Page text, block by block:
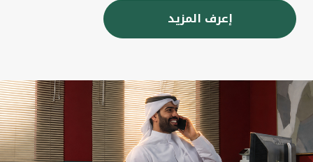
إعرف المزيد